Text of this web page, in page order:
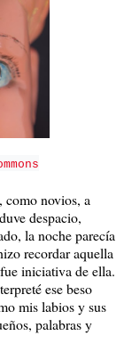
como novios, a
despacio,
la noche parecía
recordar aquella
iniciativa de ella.
ese beso
mis labios y sus
palabras y